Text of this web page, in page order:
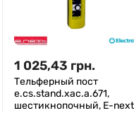
1 025,43 грн.
Тельферный пост
e.cs.stand.xac.a.671,
шестикнопочный, E-next